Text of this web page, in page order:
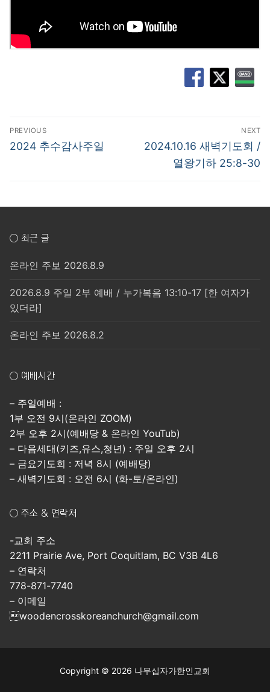
글
탐
PREVIOUS
Previous
2024 추수감사주일
NEXT
Next
2024.10.16 새벽기도회 /
열왕기하 25:8-30
○ 최근 글
온라인 주보 2026.8.9
2026.8.9 주일 2부 예배 / 누가복음 13:10-17 [한 여자가
있더라]
온라인 주보 2026.8.2
○ 예배시간
– 주일예배 :
1부 오전 9시(온라인 ZOOM)
2부 오후 2시(예배당 & 온라인 YouTub)
– 다음세대(키즈,유스,청년) : 주일 오후 2시
– 금요기도회 : 저녁 8시 (예배당)
– 새벽기도회 : 오전 6시 (화-토/온라인)
○ 주소 & 연락처
-교회 주소
2211 Prairie Ave, Port Coquitlam, BC V3B 4L6
– 연락처
778-871-7740
– 이메일
woodencrosskoreanchurch@gmail.com
Copyright © 2026 나무십자가한인교회